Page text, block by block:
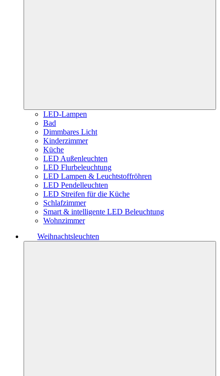
LED-Lampen
Bad
Dimmbares Licht
Kinderzimmer
Küche
LED Außenleuchten
LED Flurbeleuchtung
LED Lampen & Leuchtstoffröhren
LED Pendelleuchten
LED Streifen für die Küche
Schlafzimmer
Smart & intelligente LED Beleuchtung
Wohnzimmer
Weihnachtsleuchten